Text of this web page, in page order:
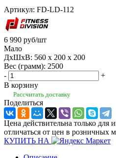
Артикул: FD-LD-112
6 990 руб/шт
Мало
ДхШхВ: 560 x 200 x 200
Вес (грамм): 2500
-
+
В корзину
Рассчитать доставку
Поделиться
Цена действительна только для
отличаться от цен в розничных
КУПИТЬ НА